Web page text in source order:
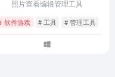
照片查看编辑管理工具
软件游戏 # 工具 # 管理工具